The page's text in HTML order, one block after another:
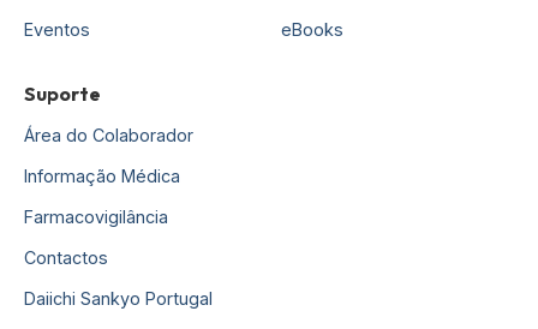
Eventos
eBooks
Suporte
Área do Colaborador
Informação Médica
Farmacovigilância
Contactos
Daiichi Sankyo Portugal